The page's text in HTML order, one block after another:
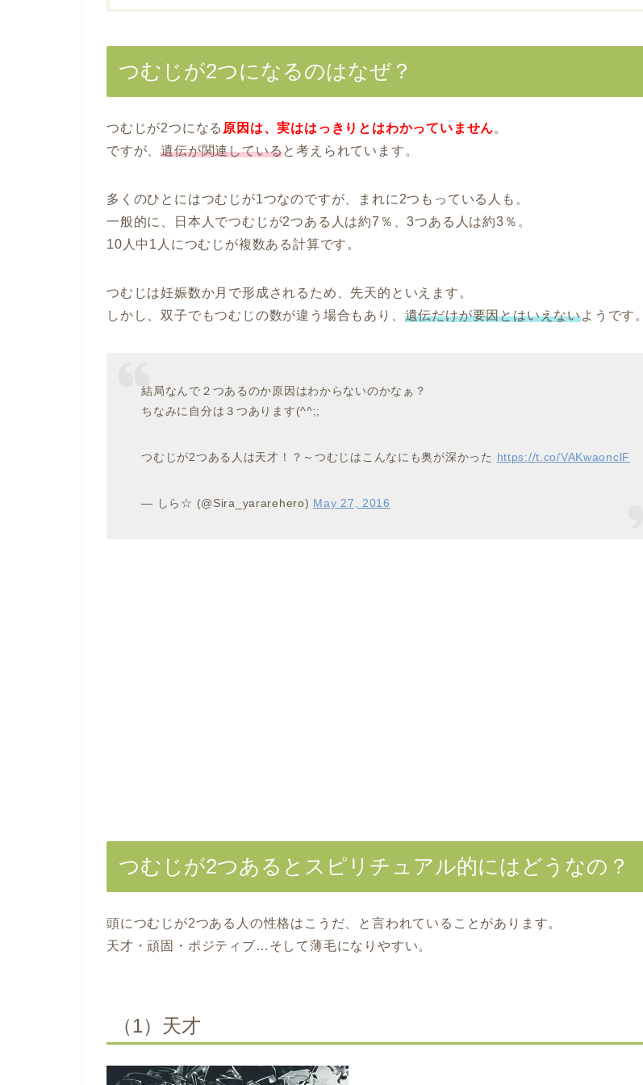
つむじが2つになるのはなぜ？
つむじが2つになる 原因は、実ははっきりとはわかっていません。
ですが、遺伝が関連していると考えられています。
多くのひとにはつむじが1つなのですが、まれに2つもっている人も。
一般的に、日本人でつむじが2つある人は約7％、3つある人は約3％。
10人中1人につむじが複数ある計算です。
つむじは妊娠数か月で形成されるため、先天的といえます。
しかし、双子でもつむじの数が違う場合もあり、 遺伝だけが要因とはいえないようです。
結局なんで２つあるのか原因はわからないのかなぁ？
ちなみに自分は３つあります(^^;;
つむじが2つある人は天才！？～つむじはこんなにも奥が深かった https://t.co/VAKwaonclF
— しら☆ (@Sira_yararehero) May 27, 2016
つむじが2つあるとスピリチュアル的にはどうなの？
頭につむじが2つある人の性格はこうだ、と言われていることがあります。
天才・頑固・ポジティブ…そして薄毛になりやすい。
（1）天才